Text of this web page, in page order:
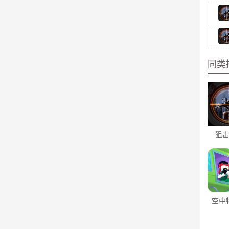
同
狙
空中